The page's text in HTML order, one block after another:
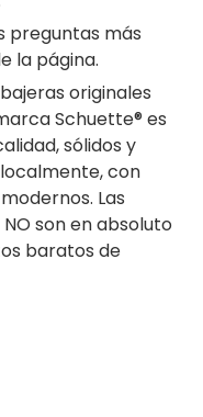
preguntas más
la página.
originales
Schuette® es
sólidos y
con
Las
son en absoluto
baratos de